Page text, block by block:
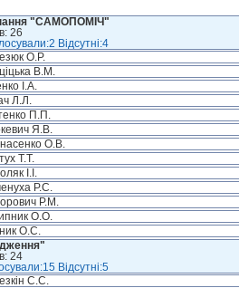
"САМОПОМІЧ"
26
Відсутні:4
О.Р.
В.М.
І.А.
Л.Л.
П.П.
Я.В.
О.В.
Т.Т.
І.І.
Р.С.
Р.М.
О.О.
О.С.
24
Відсутні:5
С.С.